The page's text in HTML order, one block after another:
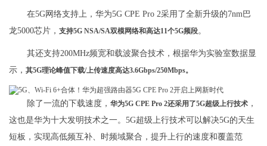
在5G网络支持上，华为5G CPE Pro 2采用了全新升级的7nm巴
龙5000芯片， 支持5G NSA/SA双模网络和高达11个5G频段。
其还支持200MHz频宽和载波聚合技术，根据华为实验室数据显
示， 其5G理论峰值下载/上传速度高达3.6Gbps/250Mbps。
除了一流的下载速度， 华为5G CPE Pro 2还采用了5G超级上行技术 ，
这也是华为十大发明技术之一。5G超级上行技术可以解决5G的天生
短板，实现高低频互补、时频域聚合，提升上行的速度和覆盖范